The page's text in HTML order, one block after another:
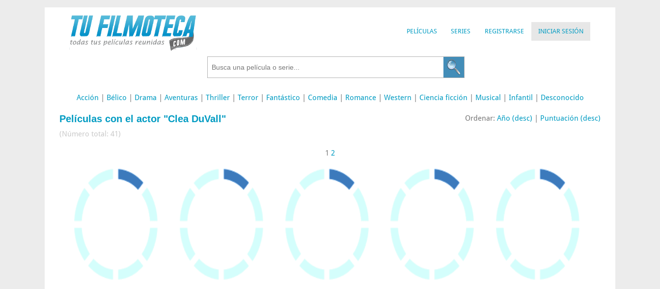
PELÍCULAS SERIES REGISTRARSE INICIAR SESIÓN
Acción Bélico Drama Aventuras Thriller| Terror| Fantástico Comedia Romance| Western Ciencia ficción Musical Infantil Desconocido
Películas con el actor "Clea DuVall"
(Número total: 41)
Ordenar: Año (desc) Puntuación (desc)
1 2